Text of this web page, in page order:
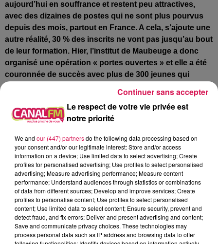
aujourd’hui en souffrance et restent peu attractives,
avec des dizaines de postes qui ne sont plus pourvus
depuis des mois, partout en France. A cela, s’ajoute une
autre réalité, 30 % des inscrits ne vont pas jusqu’au bout
de leur formation. Hier, l’institut de Maubeuge a donc
organisé une opération « portes ouvertes » et elle a été
couronnée de succès avec plus de 300 jeunes qui
Eclaibes : stop aux vitesses excessives
plusieurs aménagements pour inciter les automobilistes
à lever le pied. Cela passera par la création de chicanes,
de dos d’ânes et autre casse-vitesse, dans le haut du
chemin Margot pour un montant de 17 000 €, avec en
bonus l’instauration d’une zone limitée à 30 km/h et à
l’étude l’installation de feux tricolores intelligents.
Aulnoye-Aymeries : c’est ce samedi qu’aura lieu le
prochain « Apéro-rock », à la médiathèque Pierre Briatte
Le respect de votre vie privée est
notre priorité
We and our (447) partnersdo the following data processing based on
your consent and/or our legitimate interest: Store and/or access
information on a device; Use limited data to select advertising; Create
profiles for personalised advertising; Use profiles to select personalised
advertising; Measure advertising performance; Measure content
performance; Understand audiences through statistics or combinations
of data from different sources; Develop and improve services; Create
profiles to personalise content; Use profiles to select personalised
content; Use limited data to select content; Ensure security, prevent and
detect fraud, and fix errors; Deliver and present advertising and content;
Save and communicate privacy choices. These technologies may
process personal data such as IP address and browsing data to offer
Continuer sans accepter